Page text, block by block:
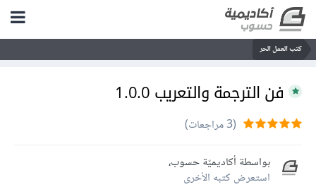
كتب العمل الحر
فن الترجمة والتعريب 1.0.0
(3 مراجعات)
بواسطة أكاديميّة حسوب،
استعرض كتبه الأخرى